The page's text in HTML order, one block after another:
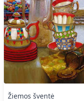
Žiemos šventė